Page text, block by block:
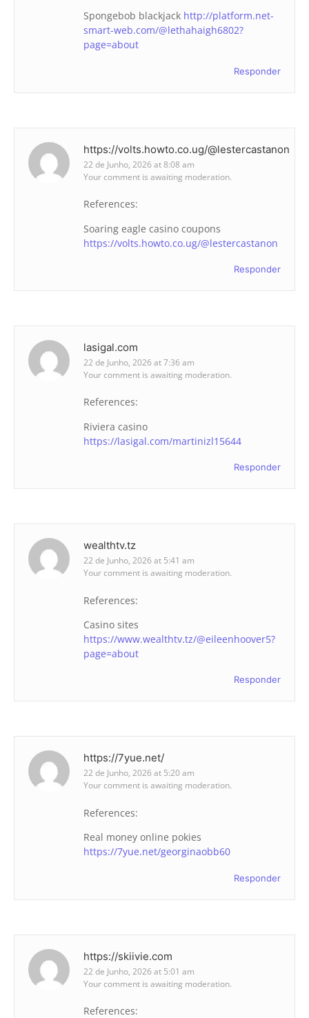
Spongebob blackjack http://platform.net-
smart-web.com/@lethahaigh6802?
page=about
Responder
https://volts.howto.co.ug/@lestercastanon
22 de Junho, 2026 at 8:08 am
Your comment is awaiting moderation.
References:
Soaring eagle casino coupons
https://volts.howto.co.ug/@lestercastanon
Responder
lasigal.com
22 de Junho, 2026 at 7:36 am
Your comment is awaiting moderation.
References:
Riviera casino
https://lasigal.com/martinizl15644
Responder
wealthtv.tz
22 de Junho, 2026 at 5:41 am
Your comment is awaiting moderation.
References:
Casino sites
https://www.wealthtv.tz/@eileenhoover5?
page=about
Responder
https://7yue.net/
22 de Junho, 2026 at 5:20 am
Your comment is awaiting moderation.
References:
Real money online pokies
https://7yue.net/georginaobb60
Responder
https://skiivie.com
22 de Junho, 2026 at 5:01 am
Your comment is awaiting moderation.
References: